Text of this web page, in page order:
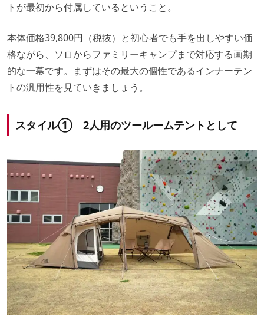
トが最初から付属しているということ。
本体価格39,800円（税抜）と初心者でも手を出しやすい価
格ながら、ソロからファミリーキャンプまで対応する画期
的な一幕です。まずはその最大の個性であるインナーテン
トの汎用性を見ていきましょう。
スタイル① 2人用のツールームテントとして